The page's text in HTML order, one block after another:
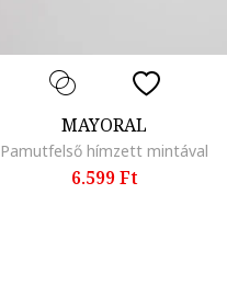
MAYORAL
Pamutfelső hímzett mintával
6.599 Ft